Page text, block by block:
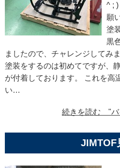
^ ;
願
塗
黒
ましたので、チャレンジしてみ
塗装をするのは初めてですが、
が付着しております。 これを高
い…
続きを読む "バ
JIMTOF